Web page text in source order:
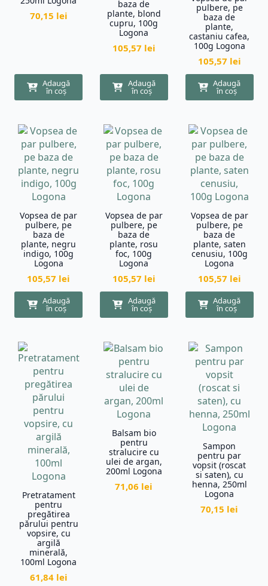
70,15 lei
Adaugă
în coș
baza de
plante, blond
cupru, 100g
Logona
105,57 lei
Adaugă
în coș
pulbere, pe
baza de
plante,
castaniu cafea,
100g Logona
105,57 lei
Adaugă
în coș
Vopsea de par
pulbere, pe
baza de
plante, negru
indigo, 100g
Logona
105,57 lei
Adaugă
în coș
Vopsea de par
pulbere, pe
baza de
plante, rosu
foc, 100g
Logona
105,57 lei
Adaugă
în coș
Vopsea de par
pulbere, pe
baza de
plante, saten
cenusiu, 100g
Logona
105,57 lei
Adaugă
în coș
Pretratament
pentru
pregătirea
părului pentru
vopsire, cu
argilă
minerală,
100ml Logona
61,84 lei
Balsam bio
pentru
stralucire cu
ulei de argan,
200ml Logona
71,06 lei
Sampon
pentru par
vopsit (roscat
si saten), cu
henna, 250ml
Logona
70,15 lei